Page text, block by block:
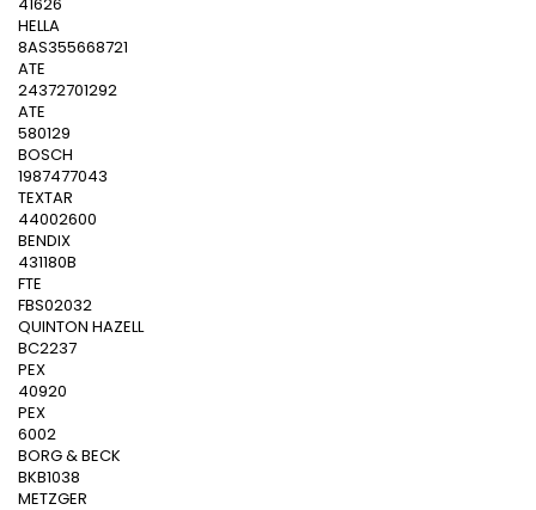
HELLA
8AS355668721
ATE
24372701292
ATE
580129
BOSCH
1987477043
TEXTAR
44002600
BENDIX
431180B
FTE
FBS02032
QUINTON HAZELL
BC2237
PEX
40920
PEX
6002
BORG & BECK
BKB1038
METZGER